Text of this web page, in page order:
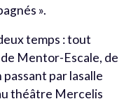
».
temps : tout
de Mentor-Escale, de
passant par lasalle
théâtre Mercelis